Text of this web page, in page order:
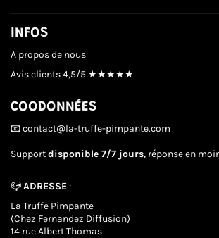
INFOS
A propos de nous
Avis clients4,5/5 ★★★★★
COODONNÉES
📧 contact@la-truffe-pimpante.com
Supportdisponible 7/7 jours, réponse en
📪ADRESSE:
La Truffe Pimpante
(Chez Fernandez Diffusion)
14 rue Albert Thomas